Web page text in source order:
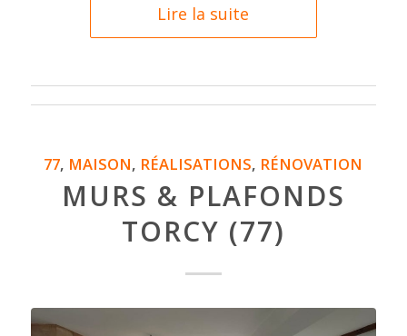
Lire la suite
77, MAISON, RÉALISATIONS, RÉNOVATION
MURS & PLAFONDS
TORCY (77)